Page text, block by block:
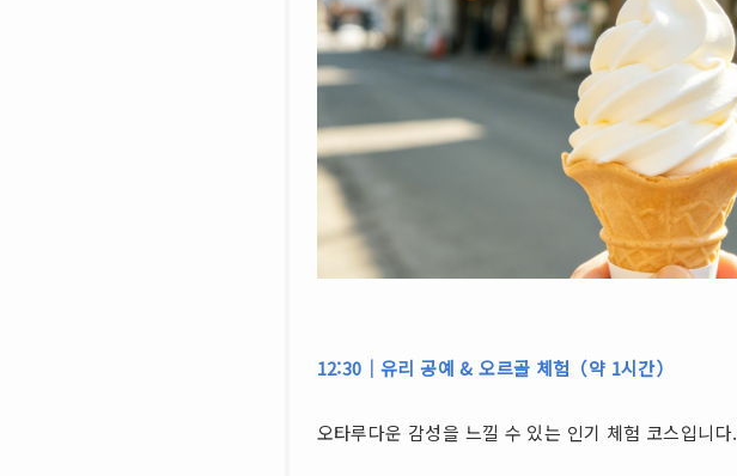
12:30｜유리 공예 & 오르골 체험（약 1시간）
오타루다운 감성을 느낄 수 있는 인기 체험 코스입니다.